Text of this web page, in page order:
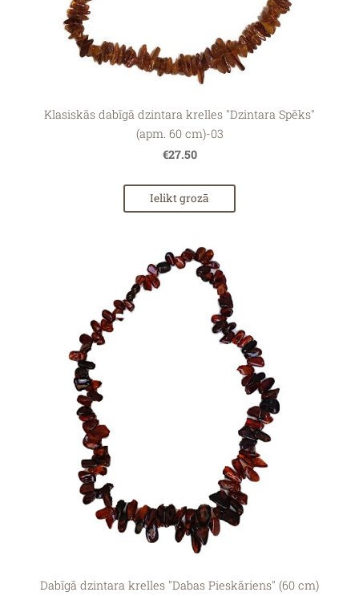
Klasiskās dabīgā dzintara krelles "Dzintara Spēks"
(apm. 60 cm)-03
€27.50
Ielikt grozā
Dabīgā dzintara krelles "Dabas Pieskāriens" (60 cm)